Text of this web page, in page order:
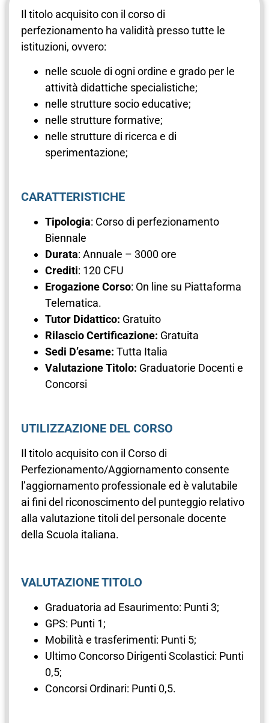
Il titolo acquisito con il corso di
perfezionamento ha validità presso tutte le
istituzioni, ovvero:
nelle scuole di ogni ordine e grado per le
attività didattiche specialistiche;
nelle strutture socio educative;
nelle strutture formative;
nelle strutture di ricerca e di
sperimentazione;
CARATTERISTICHE
Tipologia: Corso di perfezionamento
Biennale
Durata: Annuale – 3000 ore
Crediti: 120 CFU
Erogazione Corso: On line su Piattaforma
Telematica.
Tutor Didattico: Gratuito
Rilascio Certificazione: Gratuita
Sedi D’esame: Tutta Italia
Valutazione Titolo: Graduatorie Docenti e
Concorsi
UTILIZZAZIONE DEL CORSO
Il titolo acquisito con il Corso di
Perfezionamento/Aggiornamento consente
l’aggiornamento professionale ed è valutabile
ai fini del riconoscimento del punteggio relativo
alla valutazione titoli del personale docente
della Scuola italiana.
VALUTAZIONE TITOLO
Graduatoria ad Esaurimento: Punti 3;
GPS: Punti 1;
Mobilità e trasferimenti: Punti 5;
Ultimo Concorso Dirigenti Scolastici: Punti
0,5;
Concorsi Ordinari: Punti 0,5.